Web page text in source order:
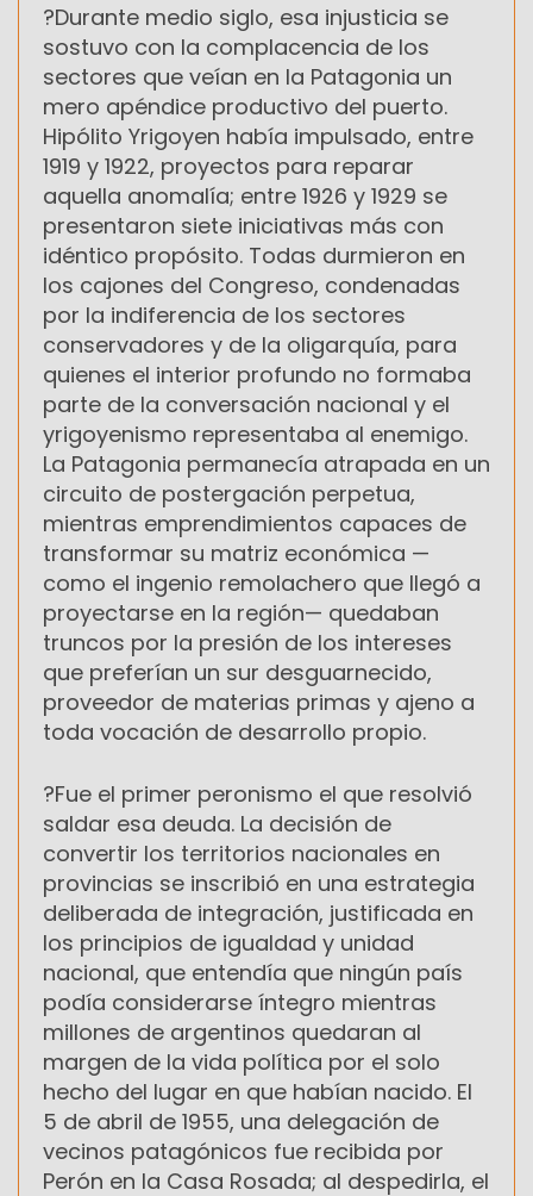
?Durante medio siglo, esa injusticia se
sostuvo con la complacencia de los
sectores que veían en la Patagonia un
mero apéndice productivo del puerto.
Hipólito Yrigoyen había impulsado, entre
1919 y 1922, proyectos para reparar
aquella anomalía; entre 1926 y 1929 se
presentaron siete iniciativas más con
idéntico propósito. Todas durmieron en
los cajones del Congreso, condenadas
por la indiferencia de los sectores
conservadores y de la oligarquía, para
quienes el interior profundo no formaba
parte de la conversación nacional y el
yrigoyenismo representaba al enemigo.
La Patagonia permanecía atrapada en un
circuito de postergación perpetua,
mientras emprendimientos capaces de
transformar su matriz económica —
como el ingenio remolachero que llegó a
proyectarse en la región— quedaban
truncos por la presión de los intereses
que preferían un sur desguarnecido,
proveedor de materias primas y ajeno a
toda vocación de desarrollo propio.
?Fue el primer peronismo el que resolvió
saldar esa deuda. La decisión de
convertir los territorios nacionales en
provincias se inscribió en una estrategia
deliberada de integración, justificada en
los principios de igualdad y unidad
nacional, que entendía que ningún país
podía considerarse íntegro mientras
millones de argentinos quedaran al
margen de la vida política por el solo
hecho del lugar en que habían nacido. El
5 de abril de 1955, una delegación de
vecinos patagónicos fue recibida por
Perón en la Casa Rosada; al despedirla, el